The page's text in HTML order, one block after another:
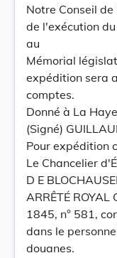
Notre Conseil
de l'exécution
au
Mémorial
expédition sera
comptes.
Donné à La
(Signé)
Pour expédition
Le Chancelier
D E
ARRÊTÉ
1845, n° 581,
dans le
douanes.